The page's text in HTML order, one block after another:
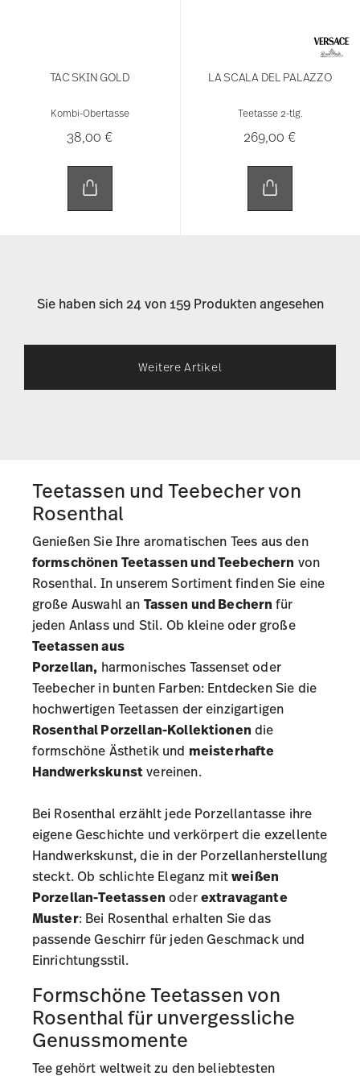
TAC SKIN GOLD
Kombi-Obertasse
38,00 €
LA SCALA DEL PALAZZO
Teetasse 2-tlg.
269,00 €
Sie haben sich 24 von 159 Produkten angesehen
Weitere Artikel
Teetassen und Teebecher von
Rosenthal
Genießen Sie Ihre aromatischen Tees aus den
formschönen Teetassen und Teebechern von
Rosenthal. In unserem Sortiment finden Sie eine
große Auswahl an Tassen und Bechern für
jeden Anlass und Stil. Ob kleine oder große
Teetassen aus
Porzellan, harmonisches Tassensetoder
Teebecher in bunten Farben: Entdecken Sie die
hochwertigen Teetassen der einzigartigen
Rosenthal Porzellan-Kollektionen die
formschöne Ästhetik und meisterhafte
Handwerkskunstvereinen.
Bei Rosenthal erzählt jede Porzellantasse ihre
eigene Geschichte und verkörpert die exzellente
Handwerkskunst, die in der Porzellanherstellung
steckt. Ob schlichte Eleganz mitweißen
Porzellan-Teetassen oderextravagante
Muster: Bei Rosenthal erhalten Sie das
passende Geschirr für jeden Geschmack und
Einrichtungsstil.
Formschöne Teetassen von
Rosenthal für unvergessliche
Genussmomente
Tee gehört weltweit zu den beliebtesten